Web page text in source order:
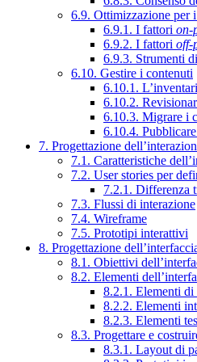
6.9. Ottimizzazione per
6.9.1. I fattori on-
6.9.2. I fattori off-
6.9.3. Strumenti
6.10. Gestire i contenuti
6.10.1.
6.10.2.
6.10.3. Migrare i
6.10.4.
7. Progettazione
7.1. Caratteristiche
7.2. User stories per
7.2.1. Differenza
7.3. Flussi di interazione
7.4. Wireframe
7.5. Prototipi interattivi
8. Progettazione
8.1. Obiettivi
8.2. Elementi
8.2.1. Elementi di
8.2.2. Elementi
8.2.3. Elementi
8.3. Progettare e
8.3.1. Layout di